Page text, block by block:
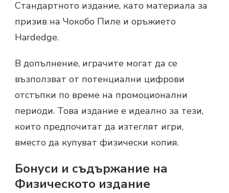
Стандартното издание, като материала за
призив на Чокобо Пиле и оръжието
Hardedge.
В допълнение, играчите могат да се
възползват от потенциални цифрови
отстъпки по време на промоционални
периоди. Това издание е идеално за тези,
които предпочитат да изтеглят игри,
вместо да купуват физически копия.
Бонуси и съдържание на
Физическото издание